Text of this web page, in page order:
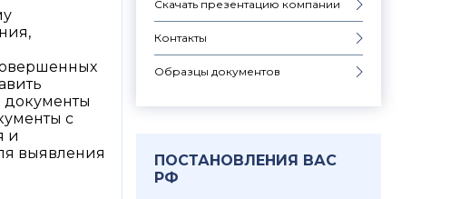
Скачать презентацию компании
Контакты
Образцы документов
ПОСТАНОВЛЕНИЯ ВАС
РФ
документы
с
и
выявления